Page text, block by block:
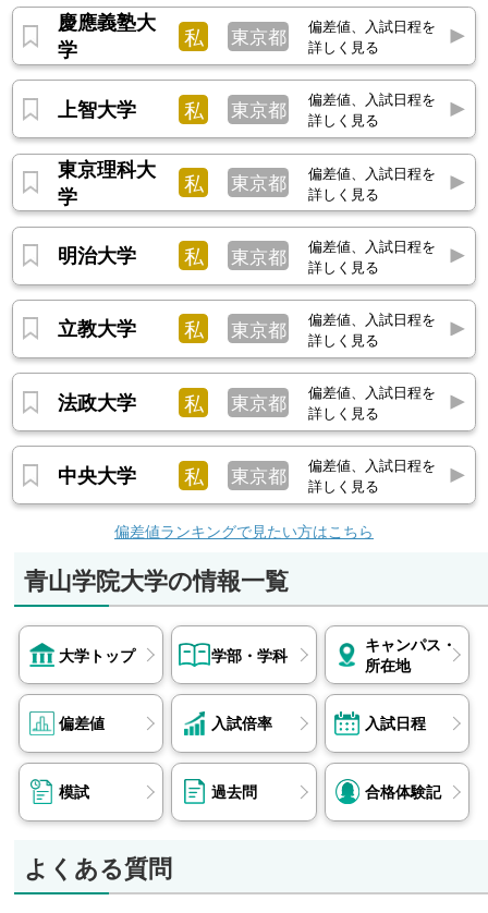
慶應義塾大
学
私 東京都
偏差値、入試日程を
詳しく見る
上智大学 私 東京都
偏差値、入試日程を
詳しく見る
東京理科大
学
私 東京都
偏差値、入試日程を
詳しく見る
明治大学 私 東京都
偏差値、入試日程を
詳しく見る
立教大学 私 東京都
偏差値、入試日程を
詳しく見る
法政大学 私 東京都
偏差値、入試日程を
詳しく見る
中央大学 私 東京都
偏差値、入試日程を
詳しく見る
偏差値ランキングで見たい方はこちら
青山学院大学の情報一覧
大学トップ 学部・学科
キャンパス・
所在地
偏差値 入試倍率 入試日程
模試 過去問 合格体験記
よくある質問